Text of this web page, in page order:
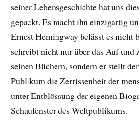
seiner Lebensgeschichte hat uns
gepackt. Es macht ihn einzigartig
Ernest Hemingway belässt es nicht
schreibt nicht nur über das Auf und
seinen Büchern, sondern er stellt
Publikum die Zerrissenheit der
unter Entblössung der eigenen
Schaufenster des Weltpublikums.